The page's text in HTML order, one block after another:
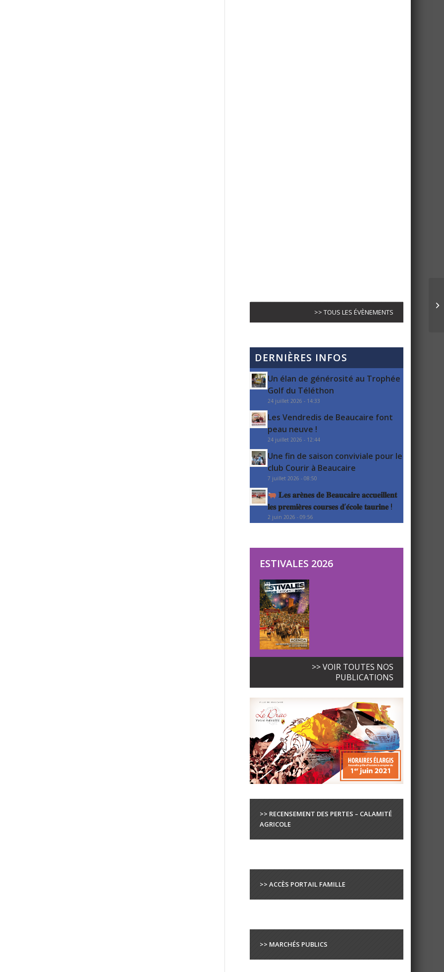
>> TOUS LES ÉVÈNEMENTS
DERNIÈRES INFOS
Un élan de générosité au Trophée
Golf du Téléthon
24 juillet 2026 - 14:33
Les Vendredis de Beaucaire font
peau neuve !
24 juillet 2026 - 12:44
Une fin de saison conviviale pour le
club Courir à Beaucaire
7 juillet 2026 - 08:50
𝐋𝐞𝐬 𝐚𝐫𝐞̀𝐧𝐞𝐬 𝐝𝐞 𝐁𝐞𝐚𝐮𝐜𝐚𝐢𝐫𝐞 𝐚𝐜𝐜𝐮𝐞𝐢𝐥𝐥𝐞𝐧𝐭
𝐥𝐞𝐬 𝐩𝐫𝐞𝐦𝐢𝐞̀𝐫𝐞𝐬 𝐜𝐨𝐮𝐫𝐬𝐞𝐬 𝐝’𝐞́𝐜𝐨𝐥𝐞 𝐭𝐚𝐮𝐫𝐢𝐧𝐞 !
2 juin 2026 - 09:56
ESTIVALES 2026
>> VOIR TOUTES NOS
PUBLICATIONS
>> RECENSEMENT DES PERTES – CALAMITÉ
AGRICOLE
>> ACCÈS PORTAIL FAMILLE
>> MARCHÉS PUBLICS